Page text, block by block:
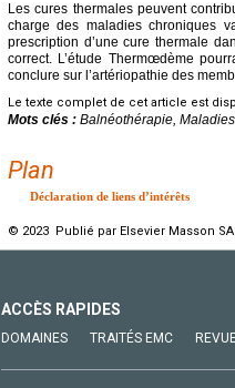
Les cures thermales peuvent
charge des maladies chroniques
prescription d’une cure thermale
correct. L’étude Thermœdème
conclure sur l’artériopathie des
Le texte complet de cet article est
Mots clés : Balnéothérapie,
Plan
Déclaration de liens d’intérêts
© 2023 Publié par Elsevier Masson
ACCÈS RAPIDES
DOMAINES TRAITÉS EMC